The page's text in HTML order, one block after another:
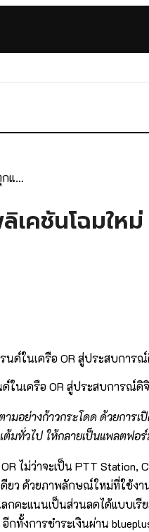
กแ…
คชันโฉมให
ในเครือ OR สู่ประสบการณ์ดิ
มอย่างก้าวกระโดด ด้วยการเ
มทั่วไป ให้กลายเป็นแพลตฟอ
ไม่ว่าจะเป็น PTT
ยว ด้วยภาพลักษณ์ใหม่ที่ใช้ง
ะแนนเป็นส่วนลดได้แบบเรี
ทั้งการชำระเงินผ่าน